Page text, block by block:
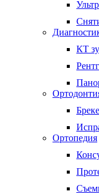
КТ
Ортопедия